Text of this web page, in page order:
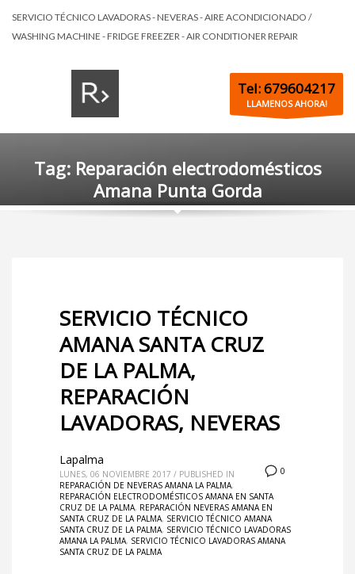
SERVICIO TÉCNICO LAVADORAS - NEVERAS - AIRE ACONDICIONADO /
WASHING MACHINE - FRIDGE FREEZER - AIR CONDITIONER REPAIR
Tel: 679604217
LLAMENOS AHORA!
Tag: Reparación electrodomésticos
Amana Punta Gorda
SERVICIO TÉCNICO
AMANA SANTA CRUZ
DE LA PALMA,
REPARACIÓN
LAVADORAS, NEVERAS
0
Lapalma
LUNES, 06 NOVIEMBRE 2017 / PUBLISHED IN
REPARACIÓN DE NEVERAS AMANA LA PALMA,
REPARACIÓN ELECTRODOMÉSTICOS AMANA EN SANTA
CRUZ DE LA PALMA, REPARACIÓN NEVERAS AMANA EN
SANTA CRUZ DE LA PALMA, SERVICIO TÉCNICO AMANA
SANTA CRUZ DE LA PALMA, SERVICIO TÉCNICO LAVADORAS
AMANA LA PALMA, SERVICIO TÉCNICO LAVADORAS AMANA
SANTA CRUZ DE LA PALMA